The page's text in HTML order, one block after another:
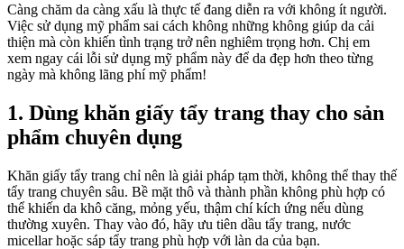
Càng chăm da càng xấu là thực tế đang diễn ra với không ít người.
Việc sử dụng mỹ phẩm sai cách không những không giúp da cải
thiện mà còn khiến tình trạng trở nên nghiêm trọng hơn. Chị em
xem ngay cái lỗi sử dụng mỹ phẩm này để da đẹp hơn theo từng
ngày mà không lãng phí mỹ phẩm!
1. Dùng khăn giấy tẩy trang thay cho sản
phẩm chuyên dụng
Khăn giấy tẩy trang chỉ nên là giải pháp tạm thời, không thể thay thế
tẩy trang chuyên sâu. Bề mặt thô và thành phần không phù hợp có
thể khiến da khô căng, mỏng yếu, thậm chí kích ứng nếu dùng
thường xuyên. Thay vào đó, hãy ưu tiên dầu tẩy trang, nước
micellar hoặc sáp tẩy trang phù hợp với làn da của bạn.